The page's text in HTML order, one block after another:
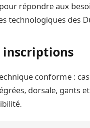
répondre aux
technologiques des
conforme :
dorsale, gants